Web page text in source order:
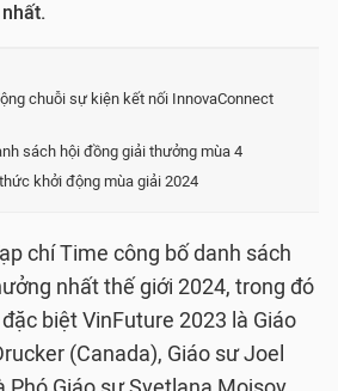
chuỗi sự kiện kết nối InnovaConnect
sách hội đồng giải thưởng mùa 4
khởi động mùa giải 2024
chí Time công bố danh sách
nhất thế giới 2024, trong đó
biệt VinFuture 2023 là Giáo
(Canada), Giáo sư Joel